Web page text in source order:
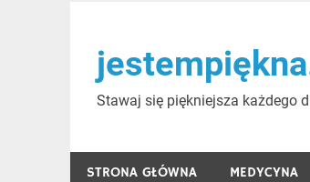
content
Stawaj się piękniejsza każdego
STRONA GŁÓWNA MEDYCYNA